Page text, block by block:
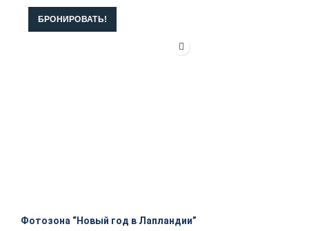
БРОНИРОВАТЬ!
Фотозона “Новый год в Лапландии”